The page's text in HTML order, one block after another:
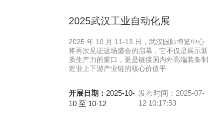
2025武汉工业自动化展
2025 年 10 月 11-13 日，武汉国际博览中心
将再次见证这场盛会的启幕，它不仅是展示新
质生产力的窗口，更是链接国内外高端装备制
造业上下游产业链的核心价值平
开展日期： 2025-10-
10 至 10-12
发布时间：2025-07-
12 10:17:53